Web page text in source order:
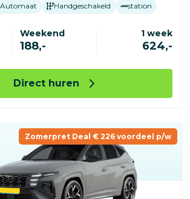
Automaat Handgeschakeld station
Weekend
188,-
1 week
624,-
Direct huren
Zomerpret Deal € 226 voordeel p/w